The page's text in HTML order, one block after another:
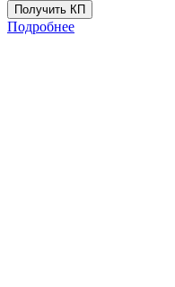
Получить КП
Подробнее